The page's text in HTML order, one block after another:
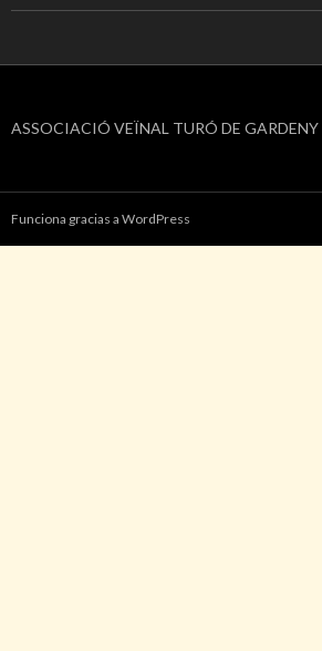
ASSOCIACIÓ VEÏNAL TURÓ DE GARDENY
Funciona gracias a WordPress